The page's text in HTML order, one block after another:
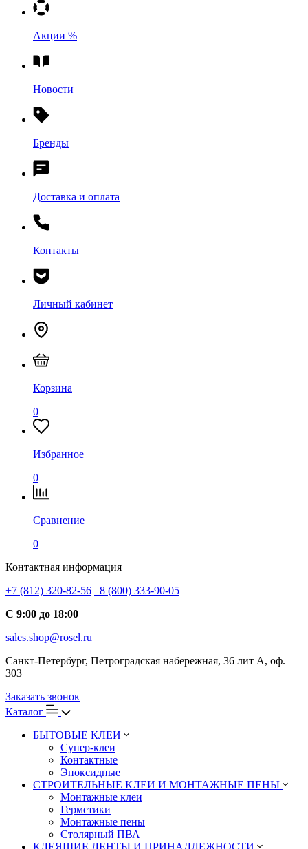
Акции %
Новости
Бренды
Доставка и оплата
Контакты
Личный кабинет
Корзина
0
Избранное
0
Сравнение
0
Контактная информация
+7 (812) 320-82-56
8 (800) 333-90-05
С 9:00 до 18:00
sales.shop@rosel.ru
Санкт-Петербург, Петроградская набережная, 36 лит А, оф.
303
Заказать звонок
Каталог
БЫТОВЫЕ КЛЕИ
Супер-клеи
Контактные
Эпоксидные
СТРОИТЕЛЬНЫЕ КЛЕИ И МОНТАЖНЫЕ ПЕНЫ
Монтажные клеи
Герметики
Монтажные пены
Столярный ПВА